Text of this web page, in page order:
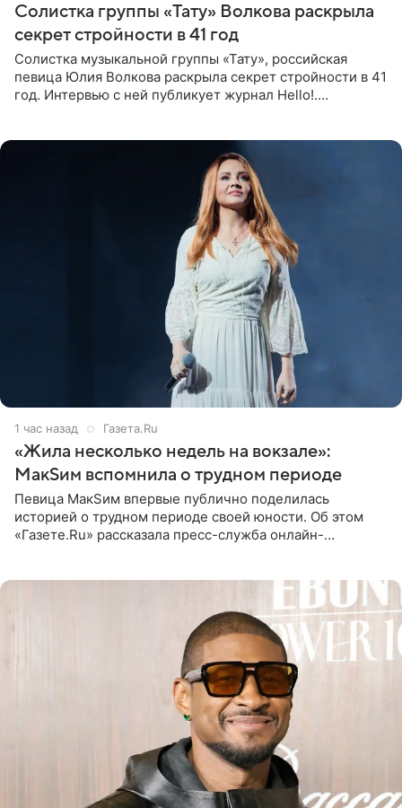
Солистка группы «Тату» Волкова раскрыла
секрет стройности в 41 год
Солистка музыкальной группы «Тату», российская
певица Юлия Волкова раскрыла секрет стройности в 41
год. Интервью с ней публикует журнал Hello!.
1 час назад Газета.Ru
«Жила несколько недель на вокзале»:
МакSим вспомнила о трудном периоде
Певица МакSим впервые публично поделилась
историей о трудном периоде своей юности. Об этом
«Газете.Ru» рассказала пресс-служба онлайн-